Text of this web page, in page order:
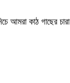
কাঠ গাছের